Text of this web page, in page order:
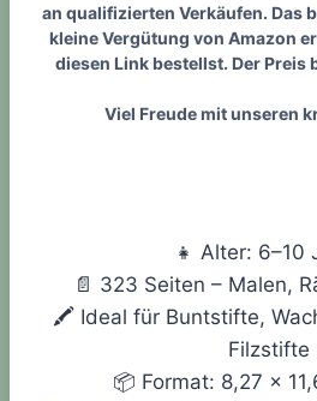
an qualifizierten Verkäufen. Das
kleine Vergütung von Amazon
diesen Link bestellst. Der Preis
Viel Freude mit unseren
👧 Alter: 6–10
📄 323 Seiten – Malen,
🖍️ Ideal für Buntstifte,
Filzstifte
📦 Format: 8,27 ×